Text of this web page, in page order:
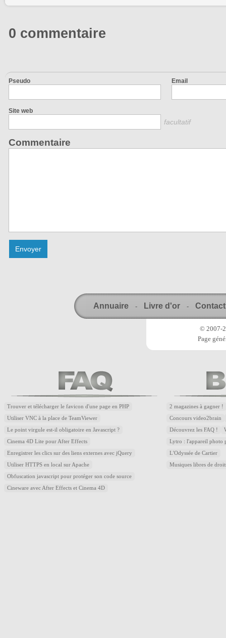
0 commentaire
Pseudo Email
Site web
facultatif
Commentaire
Annuaire - Livre d'or - Contact
© 2007-
Page
Trouver et télécharger le favicon d'une page en PHP
Utiliser VNC à la place de TeamViewer
Le point virgule est-il obligatoire en Javascript ?
Cinema 4D Lite pour After Effects
Enregistrer les clics sur des liens externes avec jQuery
Utiliser HTTPS en local sur Apache
Obfuscation javascript pour protéger son code source
Cineware avec After Effects et Cinema 4D
2 magazines à gagner !
Concours video2brain
Découvrez les FAQ !
Lytro : l'appareil photo
L'Odyssée de Cartier
Musiques libres de